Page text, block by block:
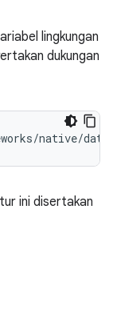
lingkungan
dukungan
native/
ini disertakan